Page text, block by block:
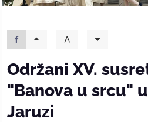
Održani XV.
"Banova u srcu"
Jaruzi